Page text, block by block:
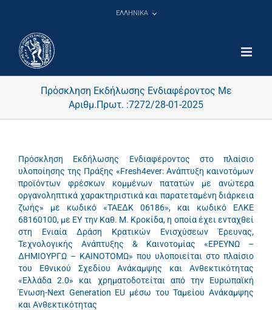
ΕΛΛΗΝΙΚΑ
Πρόσκληση Εκδήλωσης Ενδιαφέροντος Με
Αριθμ.Πρωτ. :7272/28-01-2025
Πρόσκληση Εκδήλωσης Ενδιαφέροντος στο πλαίσιο
υλοποίησης της Πράξης «Fresh4ever: Ανάπτυξη καινοτόμων
προϊόντων φρέσκων κομμένων πατατών με ανώτερα
οργανοληπτικά χαρακτηριστικά και παρατεταμένη διάρκεια
ζωής» με κωδικό «ΤΑΕΔΚ 06186», και κωδικό ΕΛΚΕ
68160100, με ΕΥ την Καθ. Μ. Κροκίδα, η οποία έχει ενταχθεί
στη Ενιαία Δράση Κρατικών Ενισχύσεων Έρευνας,
Τεχνολογικής Ανάπτυξης & Καινοτομίας «ΕΡΕΥΝΩ –
ΔΗΜΙΟΥΡΓΩ – ΚΑΙΝΟΤΟΜΩ» που υλοποιείται στο πλαίσιο
του Εθνικού Σχεδίου Ανάκαμψης και Ανθεκτικότητας
«Ελλάδα 2.0» και χρηματοδοτείται από την Ευρωπαϊκή
Ένωση-Next Generation EU μέσω του Ταμείου Ανάκαμψης
και Ανθεκτικότητας